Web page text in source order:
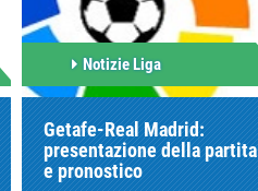
Notizie Liga
Getafe-Real Madrid:
presentazione della partita
e pronostico